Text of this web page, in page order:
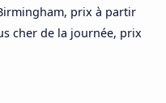
prix à partir
cher de la journée, prix